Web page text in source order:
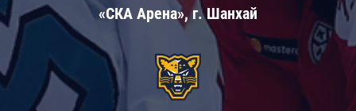
«СКА Арена», г. Шанхай